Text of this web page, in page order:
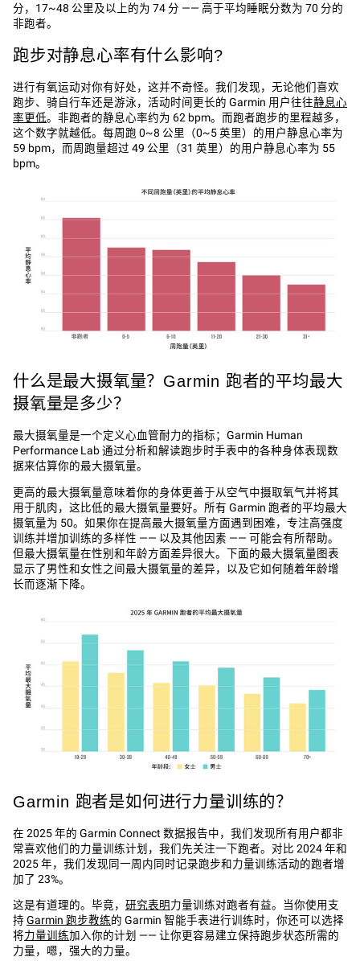
分，17~48 公里及以上的为 74 分 —— 高于平均睡眠分数为 70 分的
非跑者。
跑步对静息心率有什么影响?
进行有氧运动对你有好处，这并不奇怪。我们发现，无论他们喜欢
跑步、骑自行车还是游泳，‌活动时间更长的 Garmin 用户往往静息心
率更低‌。非跑者的静息心率约为 62 bpm。而跑者跑步的里程越多，
这个数字就越低。每周跑 0~8 公里（0~5 英里）的用户静息心率为
59 bpm，而周跑量超过 49 公里（31 英里）的用户静息心率为 55
bpm。
什么是最大摄氧量？Garmin 跑者的平均最大
摄氧量是多少？
最大摄氧量‌是一个定义心血管耐力的指标；Garmin Human
Performance Lab 通过分析和解读跑步时手表中的各种身体表现数
据来估算你的最大摄氧量。
更高的最大摄氧量意味着你的身体更善于从空气中摄取氧气并将其
用于肌肉，这比低的最大摄氧量要好。所有 Garmin 跑者的平均最大
摄氧量为 50。如果你在提高最大摄氧量方面遇到困难，专注高强度
训练并增加训练的多样性 —— 以及其他因素 —— 可能会有所帮助。
但最大摄氧量在性别和年龄方面差异很大。下面的最大摄氧量图表
显示了男性和女性之间最大摄氧量的差异，以及它如何随着年龄增
长而逐渐下降。
Garmin 跑者是如何进行力量训练的？
在 2025 年的 Garmin Connect 数据报告中，我们发现所有用户都非
常喜欢他们的力量训练计划，我们先关注一下跑者。对比 2024 年和
2025 年，我们发现同一周内同时记录跑步和力量训练活动的跑者增
加了 23%。
这是有道理的。毕竟， 研究表明力量训练对跑者有益。当你使用支
持 Garmin 跑步教练的 Garmin 智能手表进行训练时，你还可以选择
将力量训练加入你的计划 —— 让你更容易建立保持跑步状态所需的
力量，嗯，强大的力量。